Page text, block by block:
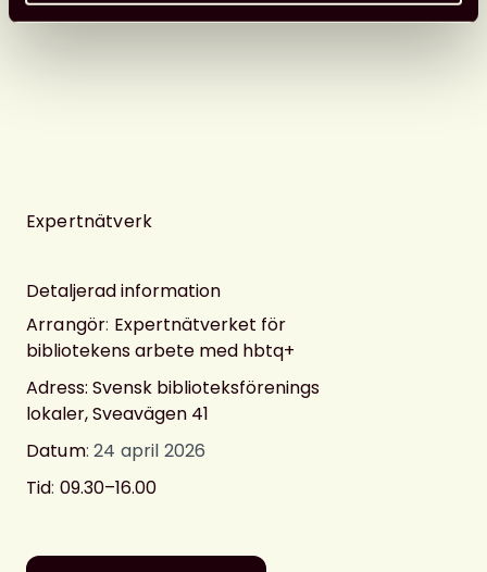
Expertnätverk
Detaljerad information
Arrangör: Expertnätverket för
bibliotekens arbete med hbtq+
Adress: Svensk biblioteksförenings
lokaler, Sveavägen 41
Datum: 24 april 2026
Tid: 09.30–16.00